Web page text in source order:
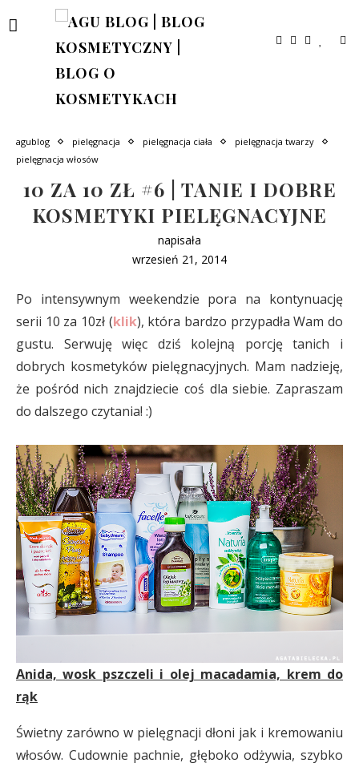
agublog pielęgnacja pielęgnacja ciała
pielęgnacja twarzy
pielęgnacja włosów
10 ZA 10 ZŁ #6 | TANIE I DOBRE
KOSMETYKI PIELĘGNACYJNE
napisała
wrzesień 21, 2014
Po intensywnym weekendzie pora na kontynuację
serii 10 za 10zł (klik), która bardzo przypadła Wam do
gustu. Serwuję więc dziś kolejną porcję tanich i
dobrych kosmetyków pielęgnacyjnych. Mam nadzieję,
że pośród nich znajdziecie coś dla siebie. Zapraszam
do dalszego czytania! :)
Anida, wosk pszczeli i olej macadamia, krem do
rąk
Świetny zarówno w pielęgnacji dłoni jak i kremowaniu
włosów. Cudownie pachnie, głęboko odżywia, szybko